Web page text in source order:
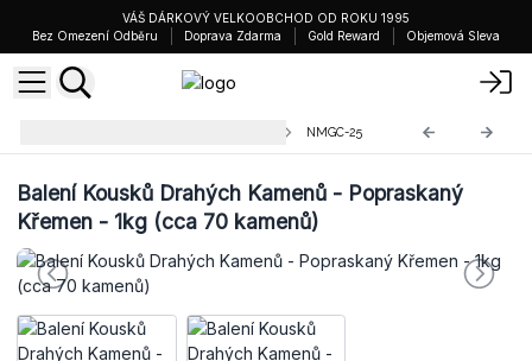
VÁŠ DÁRKOVÝ VELKOOBCHOD OD ROKU 1995
Bez Omezení Odběru
Doprava Zdarma Gold Reward Objemová Sleva
NMGC-25
Balení Kousků Drahých Kamenů - Popraskaný
Křemen - 1kg (cca 70 kamenů)